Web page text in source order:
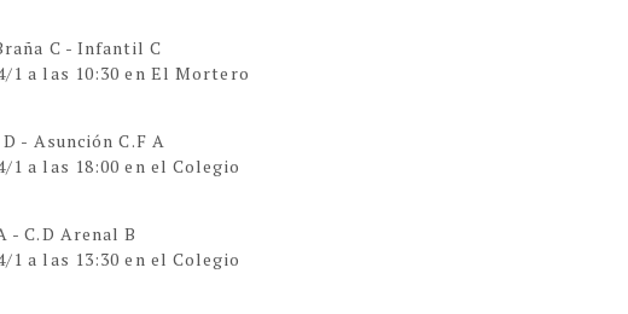
C - Infantil C
1 a las 10:30 en El Mortero
- Asunción C.F A
1 a las 18:00 en el Colegio
- C.D Arenal B
1 a las 13:30 en el Colegio